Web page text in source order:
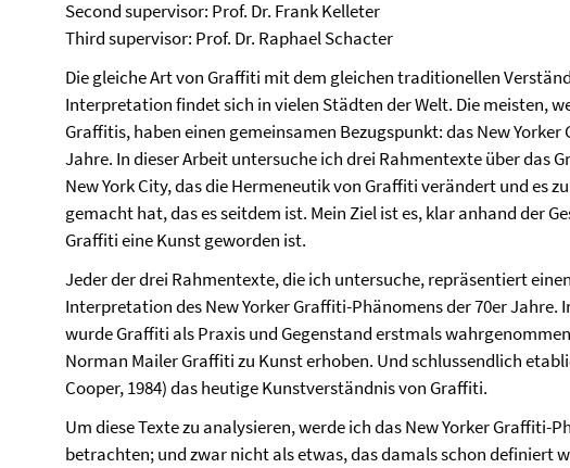
Second supervisor: Prof. Dr. Frank Kelleter
Third supervisor: Prof. Dr. Raphael Schacter
Die gleiche Art von Graffiti mit dem gleichen traditionellen
Interpretation findet sich in vielen Städten der Welt. Die meisten,
Graffitis, haben einen gemeinsamen Bezugspunkt: das New
Jahre. In dieser Arbeit untersuche ich drei Rahmentexte über das
New York City, das die Hermeneutik von Graffiti verändert und es
gemacht hat, das es seitdem ist. Mein Ziel ist es, klar anhand der
Graffiti eine Kunst geworden ist.
Jeder der drei Rahmentexte, die ich untersuche, repräsentiert
Interpretation des New Yorker Graffiti-Phänomens der 70er Jahre.
wurde Graffiti als Praxis und Gegenstand erstmals
Norman Mailer Graffiti zu Kunst erhoben. Und schlussendlich
Cooper, 1984) das heutige Kunstverständnis von Graffiti.
Um diese Texte zu analysieren, werde ich das New Yorker Graffiti-
betrachten; und zwar nicht als etwas, das damals schon definiert